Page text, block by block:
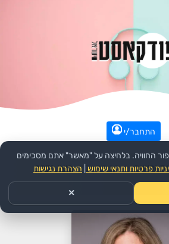
התחבר/י
וכושר >>הפודקאסט: בואו נדבר
החוויה. בלחיצה על "מאשר" אתם מסכימים
פרטיות ותנאי שימוש הצהרת נגישות
✕